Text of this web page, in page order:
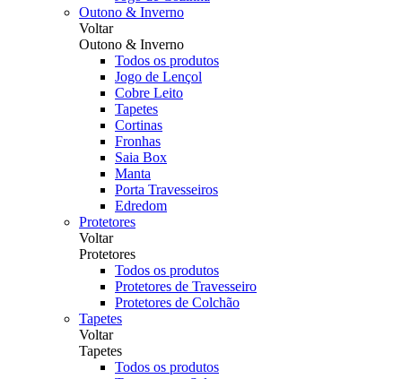
Outono & Inverno
Voltar
Outono & Inverno
Todos os produtos
Jogo de Lençol
Cobre Leito
Tapetes
Cortinas
Fronhas
Saia Box
Manta
Porta Travesseiros
Edredom
Protetores
Voltar
Protetores
Todos os produtos
Protetores de Travesseiro
Protetores de Colchão
Tapetes
Voltar
Tapetes
Todos os produtos